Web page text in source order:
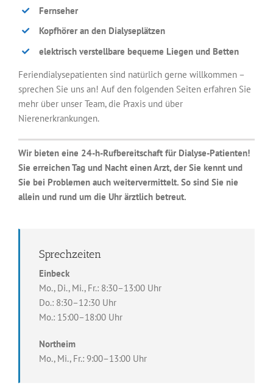
Fernseher
Kopfhörer an den Dialyseplätzen
elektrisch verstellbare bequeme Liegen und Betten
Feriendialysepatienten sind natürlich gerne willkommen –
sprechen Sie uns an! Auf den folgenden Seiten erfahren Sie
mehr über unser Team, die Praxis und über
Nierenerkrankungen.
Wir bieten eine 24-h-Rufbereitschaft für Dialyse-Patienten!
Sie erreichen Tag und Nacht einen Arzt, der Sie kennt und
Sie bei Problemen auch weitervermittelt. So sind Sie nie
allein und rund um die Uhr ärztlich betreut.
Sprechzeiten
Einbeck
Mo., Di., Mi., Fr.: 8:30–13:00 Uhr
Do.: 8:30–12:30 Uhr
Mo.: 15:00–18:00 Uhr
Northeim
Mo., Mi., Fr.: 9:00–13:00 Uhr